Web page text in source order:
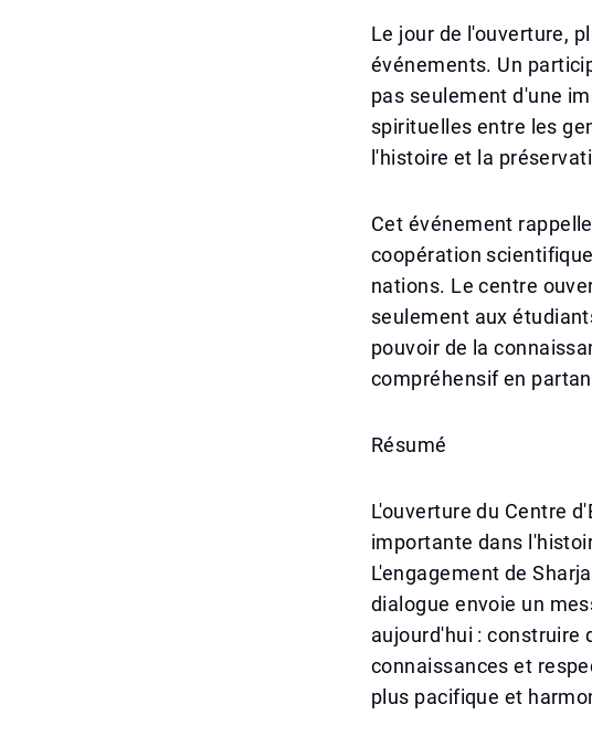
Le jour de l'ouverture,
événements. Un
pas seulement d'une
spirituelles entre les
l'histoire et la
Cet événement
coopération
nations. Le centre
seulement aux
pouvoir de la
compréhensif en
Résumé
L'ouverture du Centre
importante dans
L'engagement de
dialogue envoie un
aujourd'hui : construire
connaissances et
plus pacifique et